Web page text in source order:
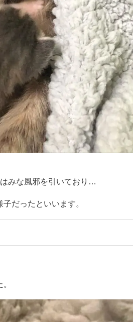
みな風邪を引いており…
だったといいます。